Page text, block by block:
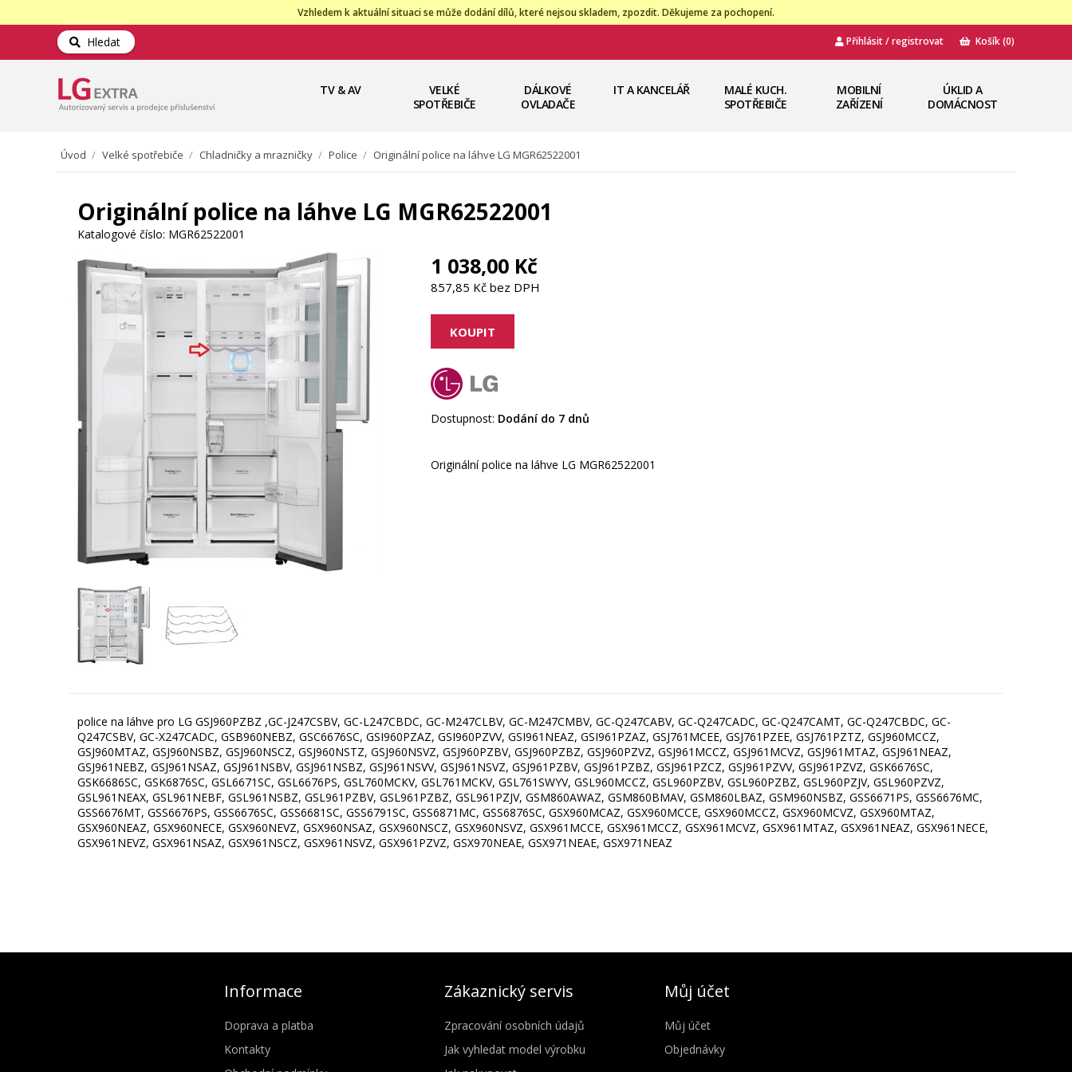
Vzhledem k aktuální situaci se může dodání dílů, které nejsou skladem, zpozdit. Děkujeme za pochopení.
Hledat Přihlásit / registrovat Košík(0)
TV & AV
VELKÉ
SPOTŘEBIČE
DÁLKOVÉ
OVLADAČE
IT A KANCELÁŘ
MALÉ KUCH.
SPOTŘEBIČE
MOBILNÍ
ZAŘÍZENÍ
ÚKLID A
DOMÁCNOST
Úvod / Velké spotřebiče / Chladničky a mrazničky / Police / Originální police na láhve LG MGR62522001
Originální police na láhve LG MGR62522001
Katalogové číslo: MGR62522001
1 038,00 Kč
857,85 Kč bez DPH
Dostupnost: Dodání do 7 dnů
police na láhve pro LG GSJ960PZBZ ,GC-J247CSBV, GC-L247CBDC, GC-M247CLBV, GC-M247CMBV, GC-Q247CABV, GC-Q247CADC, GC-Q247CAMT, GC-Q247CBDC, GC-
Q247CSBV, GC-X247CADC, GSB960NEBZ, GSC6676SC, GSI960PZAZ, GSI960PZVV, GSI961NEAZ, GSI961PZAZ, GSJ761MCEE, GSJ761PZEE, GSJ761PZTZ, GSJ960MCCZ,
GSJ960MTAZ, GSJ960NSBZ, GSJ960NSCZ, GSJ960NSTZ, GSJ960NSVZ, GSJ960PZBV, GSJ960PZBZ, GSJ960PZVZ, GSJ961MCCZ, GSJ961MCVZ, GSJ961MTAZ, GSJ961NEAZ,
GSJ961NEBZ, GSJ961NSAZ, GSJ961NSBV, GSJ961NSBZ, GSJ961NSVV, GSJ961NSVZ, GSJ961PZBV, GSJ961PZBZ, GSJ961PZCZ, GSJ961PZVV, GSJ961PZVZ, GSK6676SC,
GSK6686SC, GSK6876SC, GSL6671SC, GSL6676PS, GSL760MCKV, GSL761MCKV, GSL761SWYV, GSL960MCCZ, GSL960PZBV, GSL960PZBZ, GSL960PZJV, GSL960PZVZ,
GSL961NEAX, GSL961NEBF, GSL961NSBZ, GSL961PZBV, GSL961PZBZ, GSL961PZJV, GSM860AWAZ, GSM860BMAV, GSM860LBAZ, GSM960NSBZ, GSS6671PS, GSS6676MC,
GSS6676MT, GSS6676PS, GSS6676SC, GSS6681SC, GSS6791SC, GSS6871MC, GSS6876SC, GSX960MCAZ, GSX960MCCE, GSX960MCCZ, GSX960MCVZ, GSX960MTAZ,
GSX960NEAZ, GSX960NECE, GSX960NEVZ, GSX960NSAZ, GSX960NSCZ, GSX960NSVZ, GSX961MCCE, GSX961MCCZ, GSX961MCVZ, GSX961MTAZ, GSX961NEAZ, GSX961NECE,
GSX961NEVZ, GSX961NSAZ, GSX961NSCZ, GSX961NSVZ, GSX961PZVZ, GSX970NEAE, GSX971NEAE, GSX971NEAZ
Informace
Doprava a platba
Kontakty
Zákaznický servis
Zpracování osobních údajů
Jak vyhledat model výrobku
Můj účet
Můj účet
Objednávky